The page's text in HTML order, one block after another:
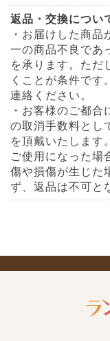
返品・交換につい
・お届けした商
一の商品不良であ
を承ります。ただ
くことが条件です
連絡ください。
・お客様のご都
の取消手数料とし
を頂戴いたします
ご使用になった場
傷や損傷が生じた
ず、返品は不可と